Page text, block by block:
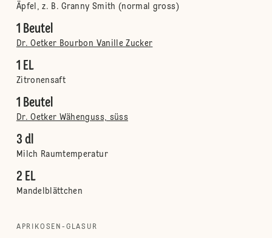
Äpfel, z. B. Granny Smith (normal gross)
1 Beutel
Dr. Oetker Bourbon Vanille Zucker
1 EL
Zitronensaft
1 Beutel
Dr. Oetker Wähenguss, süss
3 dl
Milch Raumtemperatur
2 EL
Mandelblättchen
APRIKOSEN-GLASUR